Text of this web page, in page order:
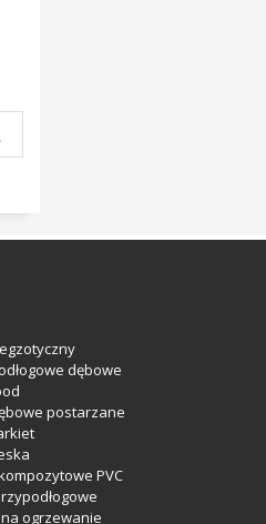
dębowe
postarzane
PVC
na ogrzewanie